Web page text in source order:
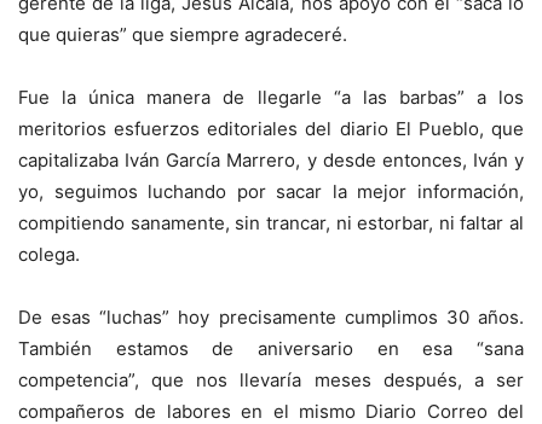
que quieras” que siempre agradeceré.
Fue la única manera de llegarle “a las barbas” a los
meritorios esfuerzos editoriales del diario El Pueblo, que
capitalizaba Iván García Marrero, y desde entonces, Iván y
yo, seguimos luchando por sacar la mejor información,
compitiendo sanamente, sin trancar, ni estorbar, ni faltar al
colega.
De esas “luchas” hoy precisamente cumplimos 30 años.
También estamos de aniversario en esa “sana
competencia”, que nos llevaría meses después, a ser
compañeros de labores en el mismo Diario Correo del